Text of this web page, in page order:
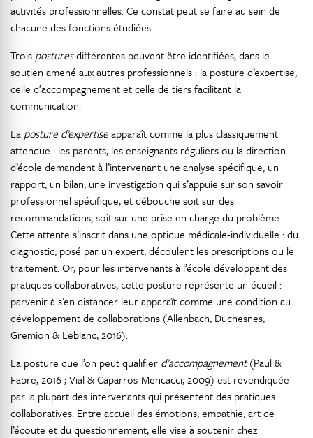
activités professionnelles. Ce constat peut se faire au sein de
chacune des fonctions étudiées.
Trois posturesdifférentes peuvent être identifiées, dans le
soutien amené aux autres professionnels : la posture d’expertise,
celle d’accompagnement et celle de tiers facilitant la
communication.
La posture d’expertiseapparaît comme la plus classiquement
attendue : les parents, les enseignants réguliers ou la direction
d’école demandent à l’intervenant une analyse spécifique, un
rapport, un bilan, une investigation qui s’appuie sur son savoir
professionnel spécifique, et débouche soit sur des
recommandations, soit sur une prise en charge du problème.
Cette attente s’inscrit dans une optique médicale-individuelle : du
diagnostic, posé par un expert, découlent les prescriptions ou le
traitement. Or, pour les intervenants à l’école développant des
pratiques collaboratives, cette posture représente un écueil :
parvenir à s’en distancer leur apparaît comme une condition au
développement de collaborations (Allenbach, Duchesnes,
Gremion & Leblanc, 2016).
La posture que l’on peut qualifier d’accompagnement(Paul &
Fabre, 2016 ; Vial & Caparros-Mencacci, 2009) est revendiquée
par la plupart des intervenants qui présentent des pratiques
collaboratives. Entre accueil des émotions, empathie, art de
l’écoute et du questionnement, elle vise à soutenir chez